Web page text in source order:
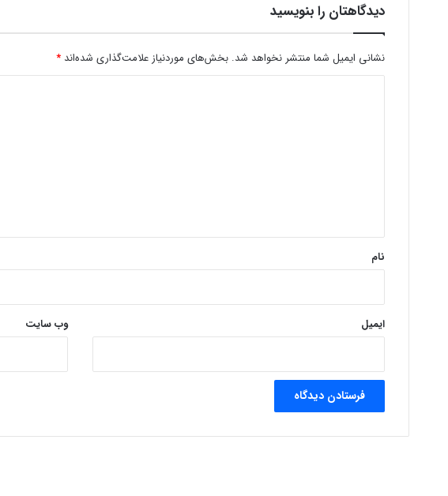
دیدگاهتان را بنویسید
نشانی ایمیل شما منتشر نخواهد شد. بخش‌های موردنیاز علامت‌گذاری شده‌اند *
نام
ایمیل وب‌ سایت